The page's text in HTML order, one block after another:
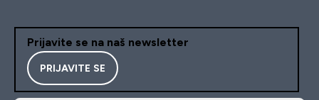
Prijavite se na naš newsletter
PRIJAVITE SE